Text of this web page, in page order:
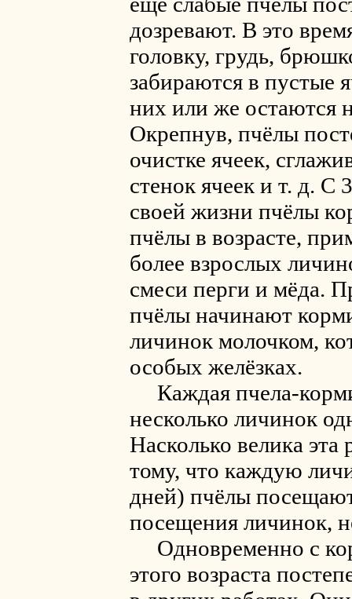
дозревают. В это
головку, грудь,
забираются в пустые
них или же остаются
Окрепнув, пчёлы
очистке ячеек,
стенок ячеек и т. д. С
своей жизни пчёлы
пчёлы в возрасте,
более взрослых
смеси перги и мёда.
пчёлы начинают
личинок молочком,
особых желёзках.
Каждая пчела-
несколько личинок
Насколько велика
тому, что каждую
дней) пчёлы
посещения личинок,
Одновременно с
этого возраста